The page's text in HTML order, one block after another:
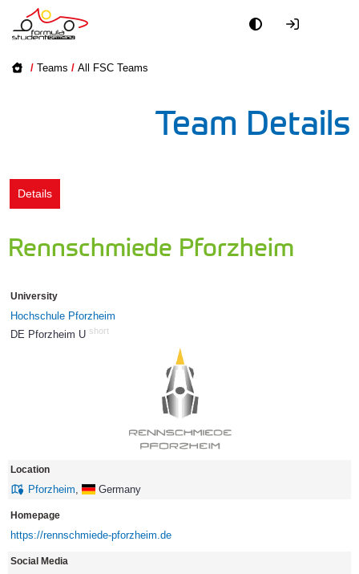
/ Teams / All FSC Teams
Team Details
Details
Rennschmiede Pforzheim
University
Hochschule Pforzheim
DE Pforzheim U short
Location
Pforzheim Germany
Homepage
https://rennschmiede-pforzheim.de
Social Media